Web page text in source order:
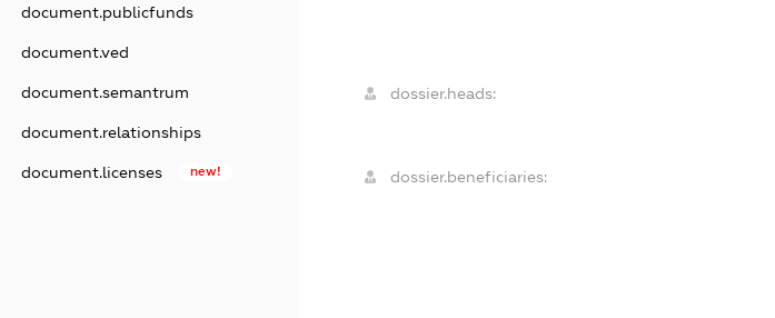
document.publicfunds
document.ved
document.semantrum
document.relationships
document.licenses new!
dossier.heads:
dossier.beneficiaries: